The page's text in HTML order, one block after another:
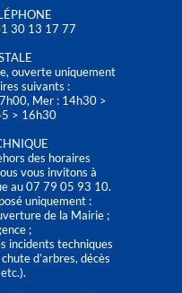
30 13 17 77
ouverte uniquement
suivants :
Mer : 14h30 >
> 16h30
des horaires
vous invitons à
au 07 79 05 93 10.
uniquement :
de la Mairie ;
;
incidents techniques
d’arbres, décès